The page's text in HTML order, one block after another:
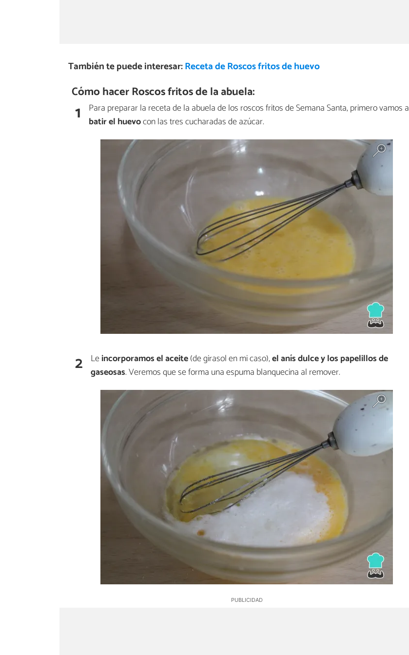
También te puede interesar:Receta de Roscos fritos de huevo
Cómo hacer Roscos fritos de la abuela:
1
Para preparar la receta de la abuela de los roscos fritos de Semana Santa, primero vamos a
batir el huevocon las tres cucharadas de azúcar.
2 Leincorporamos el aceite(de girasol en mi caso),el anís dulce y los papelillos de
gaseosas. Veremos que se forma una espuma blanquecina al remover.